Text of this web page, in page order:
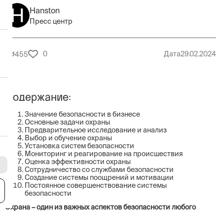
Hanston
Пресс центр
455 0 Дата29.02.2024
Содержание:
Значение безопасности в бизнесе
Основные задачи охраны
Предварительное исследование и анализ
Выбор и обучение охраны
Установка систем безопасности
Мониторинг и реагирование на происшествия
Оценка эффективности охраны
Сотрудничество со службами безопасности
Создание системы поощрений и мотивации
Постоянное совершенствование системы
безопасности
Охрана – один из важных аспектов безопасности любого